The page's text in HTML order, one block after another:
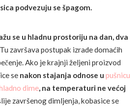
podvezuju se špagom.
se u hladnu prostoriju na dan, dva
Tu završava postupak izrade domaćih
Ako je krajnji željeni proizvod
se nakon stajanja odnose u pušnicu
dime, na temperaturi ne većoj
završenog dimljenja, kobasice se